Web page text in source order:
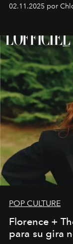
02.11.2025 por
POP CULTURE
Florence +
para su gira